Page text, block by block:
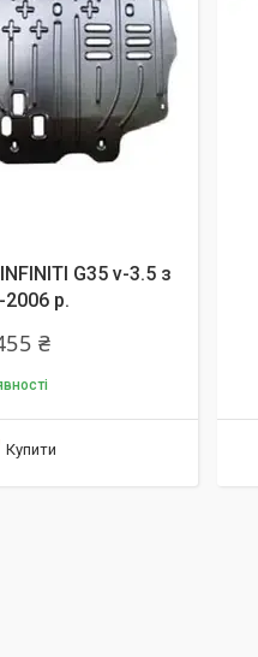
G35 v-3.5 з
2006 р.
₴
Купити